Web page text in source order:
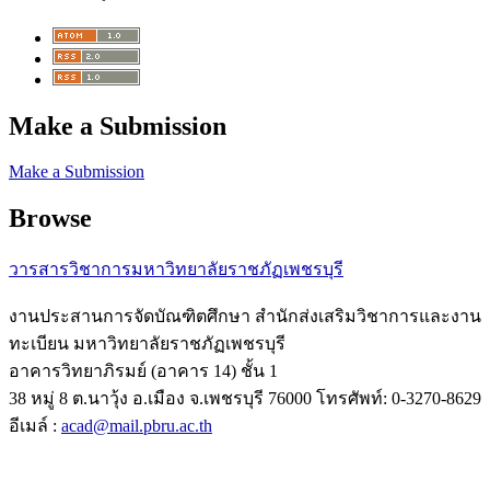
Make a Submission
Make a Submission
Browse
วารสารวิชาการมหาวิทยาลัยราชภัฏเพชรบุรี
งานประสานการจัดบัณฑิตศึกษา สำนักส่งเสริมวิชาการและงาน
ทะเบียน มหาวิทยาลัยราชภัฏเพชรบุรี
อาคารวิทยาภิรมย์ (อาคาร 14) ชั้น 1
38 หมู่ 8 ต.นาวุ้ง อ.เมือง จ.เพชรบุรี 76000 โทรศัพท์: 0-3270-8629
อีเมล์ : acad@mail.pbru.ac.th